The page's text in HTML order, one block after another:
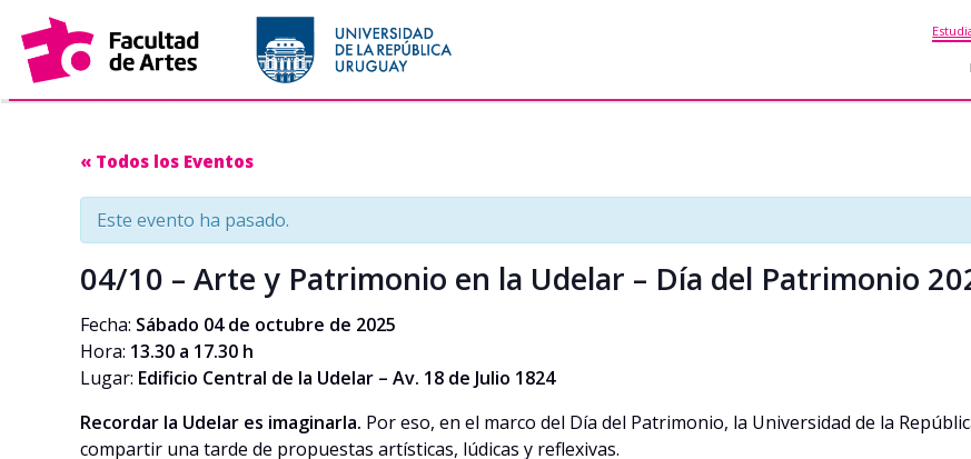
« Todos los Eventos
Este evento ha pasado.
04/10 – Arte y Patrimonio en la Udelar – Día del Patrimonio
Fecha: Sábado 04 de octubre de 2025
Hora: 13.30 a 17.30 h
Lugar: Edificio Central de la Udelar – Av. 18 de Julio 1824
Recordar la Udelar es imaginarla. Por eso, en el marco del Día del Patrimonio, la Universidad de la
compartir una tarde de propuestas artísticas, lúdicas y reflexivas.